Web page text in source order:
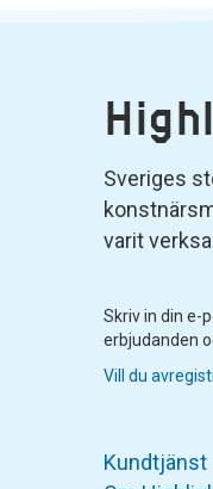
Sveriges
varit
Skriv in din e-
erbjudanden
Vill du
Kundtjänst